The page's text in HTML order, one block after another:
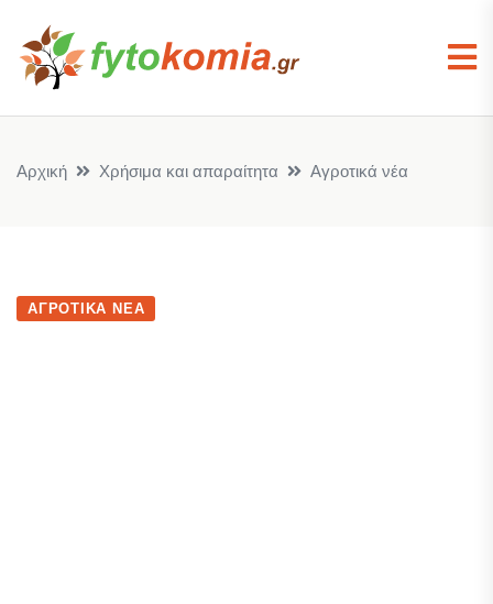
Αρχική Χρήσιμα και απαραίτητα Αγροτικά νέα
ΑΓΡΟΤΙΚΆ ΝΈΑ